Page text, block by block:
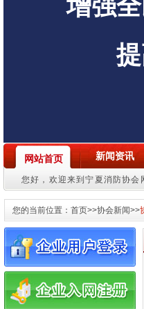
增强
网站首页 新闻资讯
您好，欢迎来到宁夏消防协
您的当前位置：首页>>协会新闻>>